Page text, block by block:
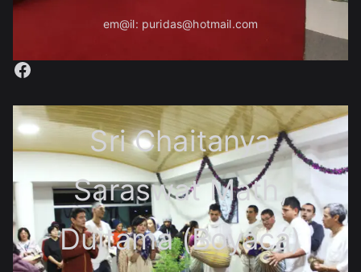
em@il: puridas@hotmail.com
Facebook
Sri Chaitanya
Saraswat Math,
Duitama (Boyacá)